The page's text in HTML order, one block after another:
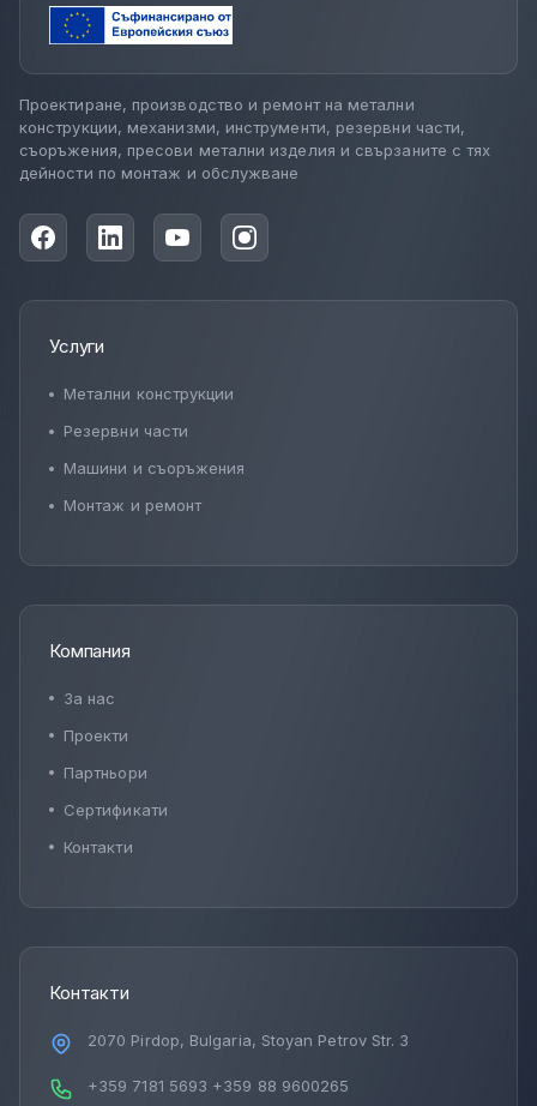
Проектиране, производство и ремонт на метални
конструкции, механизми, инструменти, резервни части,
съоръжения, пресови метални изделия и свързаните с тях
дейности по монтаж и обслужване
Услуги
Метални конструкции
Резервни части
Машини и съоръжения
Монтаж и ремонт
Компания
За нас
Проекти
Партньори
Сертификати
Контакти
Контакти
2070 Pirdop, Bulgaria, Stoyan Petrov Str. 3
+359 7181 5693 +359 88 9600265